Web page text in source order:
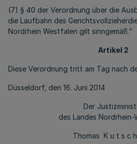
(7) § 40 der Verordnung über die
die Laufbahn des
Nordrhein Westfalen gilt sinngemäß.“
Artikel 2
Diese Verordnung tritt am Tag nach
Düsseldorf, den 16. Juni 2014
Der
des Landes Nordrhein-
Thomas K u t s c